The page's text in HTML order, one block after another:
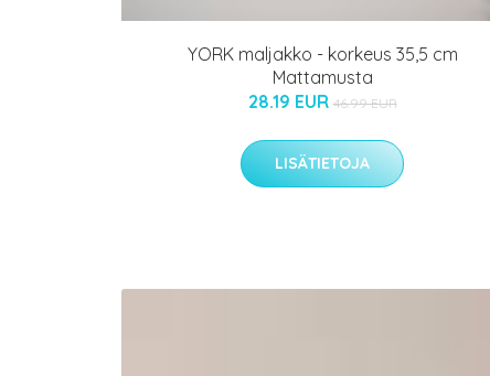
YORK maljakko - korkeus 35,5 cm
Mattamusta
28.19 EUR 46.99 EUR
LISÄTIETOJA